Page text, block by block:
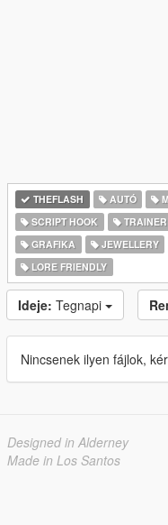
THEFLASH AUTÓ
SCRIPT HOOK
TRAINER
GRAFIKA
JEWELLERY
LORE FRIENDLY
Ideje: Tegnapi
Nincsenek ilyen fájlok,
Designed in Alderney
Made in Los Santos